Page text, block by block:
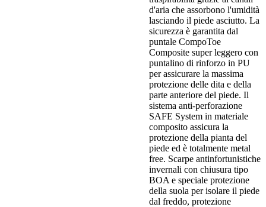
d'aria che assorbono l'umidità
lasciando il piede asciutto. La
sicurezza è garantita dal
puntale CompoToe
Composite super leggero con
puntalino di rinforzo in PU
per assicurare la massima
protezione delle dita e della
parte anteriore del piede. Il
sistema anti-perforazione
SAFE System in materiale
composito assicura la
protezione della pianta del
piede ed è totalmente metal
free. Scarpe antinfortunistiche
invernali con chiusura tipo
BOA e speciale protezione
della suola per isolare il piede
dal freddo, protezione